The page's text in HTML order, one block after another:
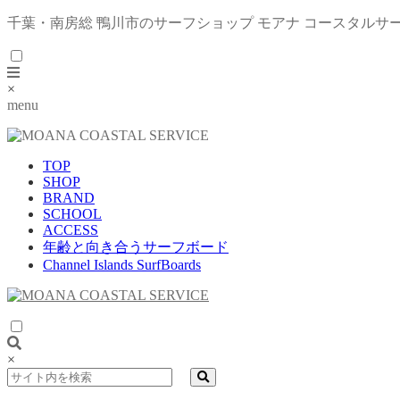
千葉・南房総 鴨川市のサーフショップ モアナ コースタルサ
×
menu
TOP
SHOP
BRAND
SCHOOL
ACCESS
年齢と向き合うサーフボード
Channel Islands SurfBoards
×